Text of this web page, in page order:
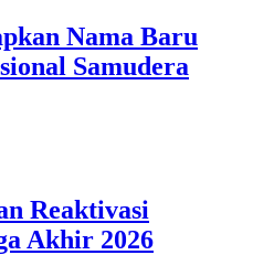
Nama Baru
Samudera
Reaktivasi
Akhir 2026